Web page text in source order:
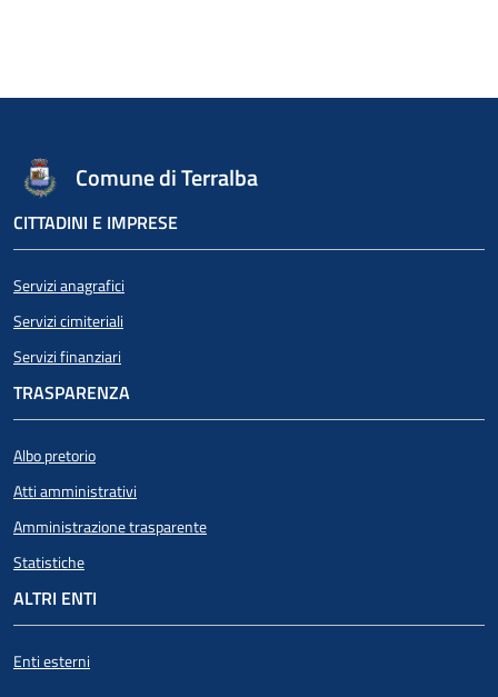
Comune di Terralba
CITTADINI E IMPRESE
Servizi anagrafici
Servizi cimiteriali
Servizi finanziari
TRASPARENZA
Albo pretorio
Atti amministrativi
Amministrazione trasparente
Statistiche
ALTRI ENTI
Enti esterni